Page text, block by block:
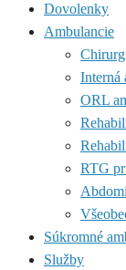
Dovolenky
Ambulancie
Interná
ORL
RTG
Súkromné
Služby